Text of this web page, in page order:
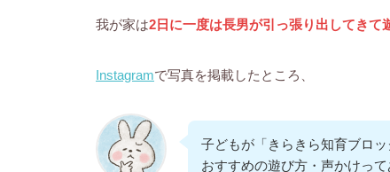
我が家は2日に一度は長男が引っ張り出してきて
Instagramで写真を掲載したところ、
子どもが「きらきら知育ブロ
おすすめの遊び方・声かけって